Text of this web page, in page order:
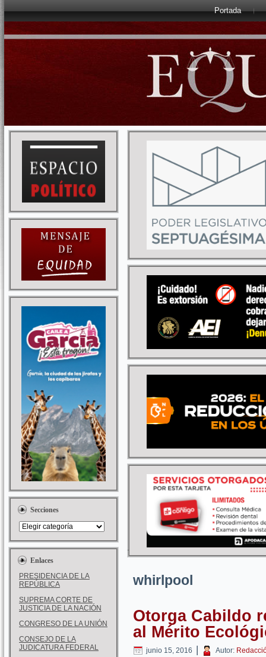
Portada
Secciones
Enlaces
PRESIDENCIA DE LA
REPÚBLICA
SUPREMA CORTE DE
JUSTICIA DE LA NACIÓN
CONGRESO DE LA UNIÓN
CONSEJO DE LA
JUDICATURA FEDERAL
whirlpool
Otorga Cabildo
al Mérito
junio 15, 2016 | Autor: